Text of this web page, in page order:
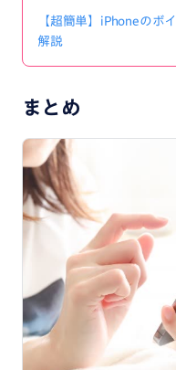
【超簡単】iPhoneのボ
解説
まとめ